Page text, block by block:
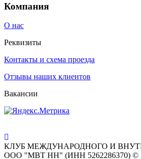
Компания
О нас
Реквизиты
Контакты и схема проезда
Отзывы наших клиентов
Вакансии
КЛУБ МЕЖДУНАРОДНОГО И
ООО "МВТ НН" (ИНН 5262286370) ©